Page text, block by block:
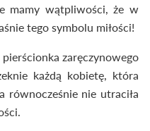
mamy wątpliwości, że w
tego symbolu miłości!
zaręczynowego
każdą kobietę, która
równocześnie nie utraciła